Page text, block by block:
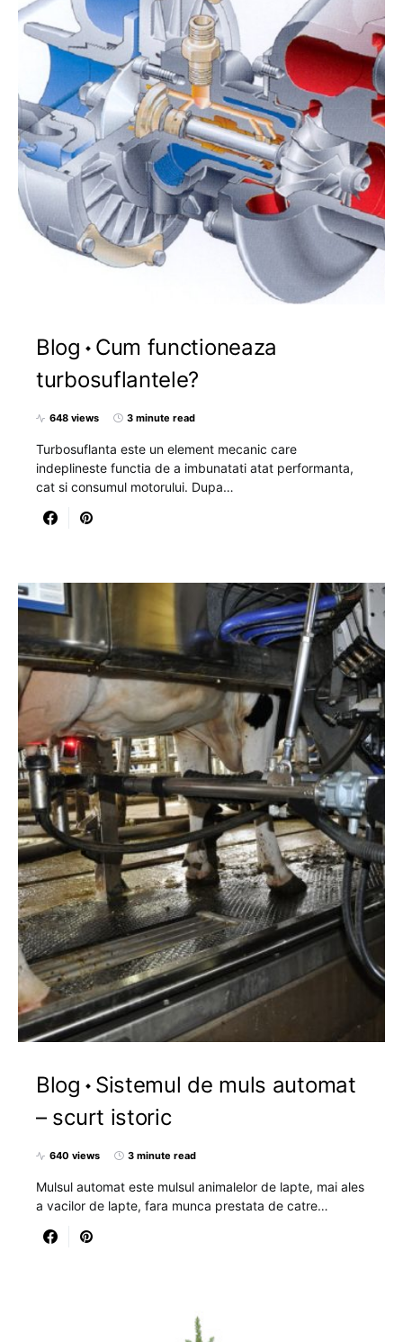
Blog
Cum functioneaza
turbosuflantele?
648 views 3 minute read
Turbosuflanta este un element mecanic care
indeplineste functia de a imbunatati atat performanta,
cat si consumul motorului. Dupa…
Blog
Sistemul de muls automat
– scurt istoric
640 views 3 minute read
Mulsul automat este mulsul animalelor de lapte, mai ales
a vacilor de lapte, fara munca prestata de catre…